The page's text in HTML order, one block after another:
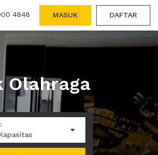
4848 MASUK DAFTAR
Olahraga